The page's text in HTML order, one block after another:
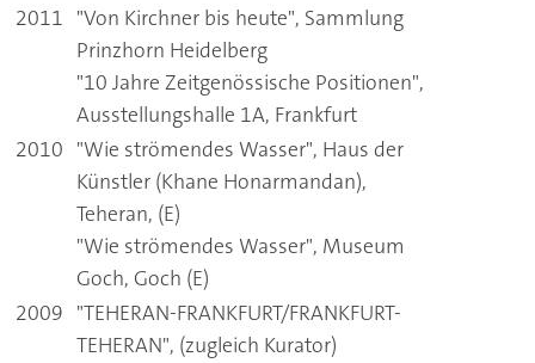
2011 "Von Kirchner bis heute", Sammlung
Prinzhorn Heidelberg
"10 Jahre Zeitgenössische Positionen",
Ausstellungshalle 1A, Frankfurt
2010 "Wie strömendes Wasser", Haus der
Künstler (Khane Honarmandan),
Teheran, (E)
"Wie strömendes Wasser", Museum
Goch, Goch (E)
2009 "TEHERAN-FRANKFURT/FRANKFURT-
TEHERAN", (zugleich Kurator)